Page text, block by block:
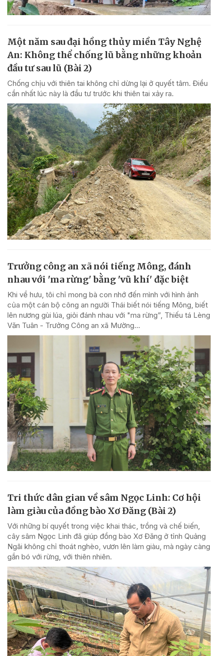
Một năm sau đại hồng thủy miền Tây Nghệ
An: Không thể chống lũ bằng những khoản
đầu tư sau lũ (Bài 2)
Chống chịu với thiên tai không chỉ dừng lại ở quyết tâm. Điều
cần nhất lúc này là đầu tư trước khi thiên tai xảy ra.
Trưởng công an xã nói tiếng Mông, đánh
nhau với 'ma rừng' bằng 'vũ khí' đặc biệt
Khi về hưu, tôi chỉ mong bà con nhớ đến mình với hình ảnh
của một cán bộ công an người Thái biết nói tiếng Mông, biết
lên nương gùi lúa, giỏi đánh nhau với "ma rừng”, Thiếu tá Lèng
Văn Tuân - Trưởng Công an xã Mường...
Tri thức dân gian về sâm Ngọc Linh: Cơ hội
làm giàu của đồng bào Xơ Đăng (Bài 2)
Với những bí quyết trong việc khai thác, trồng và chế biến,
cây sâm Ngọc Linh đã giúp đồng bào Xơ Đăng ở tỉnh Quảng
Ngãi không chỉ thoát nghèo, vươn lên làm giàu, mà ngày càng
gắn bó với rừng, với thiên nhiên.